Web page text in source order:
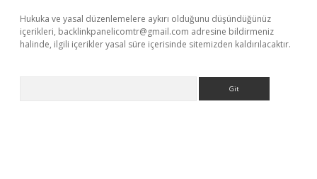
Hukuka ve yasal düzenlemelere aykırı olduğunu düşündüğünüz
içerikleri, backlinkpanelicomtr@gmail.com adresine bildirmeniz
halinde, ilgili içerikler yasal süre içerisinde sitemizden kaldırılacaktır.